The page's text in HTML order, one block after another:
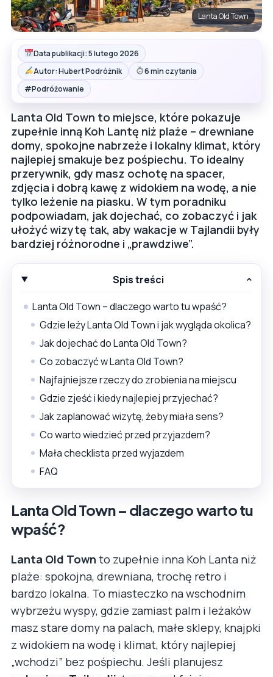
Lanta Old Town
Data publikacji: 5 lutego 2026
Autor: Hubert Podróżnik
6 min czytania
#Podróżowanie
Lanta Old Town to miejsce, które pokazuje
zupełnie inną Koh Lantę niż plaże – drewniane
domy, spokojne nabrzeże i lokalny klimat, który
najlepiej smakuje bez pośpiechu. To idealny
przerywnik, gdy masz ochotę na spacer,
zdjęcia i dobrą kawę z widokiem na wodę, a nie
tylko leżenie na piasku. W tym poradniku
podpowiadam, jak dojechać, co zobaczyć i jak
ułożyć wizytę tak, aby wakacje w Tajlandii były
bardziej różnorodne i „prawdziwe”.
Spis treści
Lanta Old Town – dlaczego warto tu wpaść?
Gdzie leży Lanta Old Town i jak wygląda okolica?
Jak dojechać do Lanta Old Town?
Co zobaczyć w Lanta Old Town?
Najfajniejsze rzeczy do zrobienia na miejscu
Gdzie zjeść i kiedy najlepiej przyjechać?
Jak zaplanować wizytę, żeby miała sens?
Co warto wiedzieć przed przyjazdem?
Mała checklista przed wyjazdem
FAQ
Lanta Old Town – dlaczego warto tu
wpaść?
Lanta Old Town to zupełnie inna Koh Lanta niż
plaże: spokojna, drewniana, trochę retro i
bardzo lokalna. To miasteczko na wschodnim
wybrzeżu wyspy, gdzie zamiast palm i leżaków
masz stare domy na palach, małe sklepy, knajpki
z widokiem na wodę i klimat, który najlepiej
„wchodzi” bez pośpiechu. Jeśli planujesz